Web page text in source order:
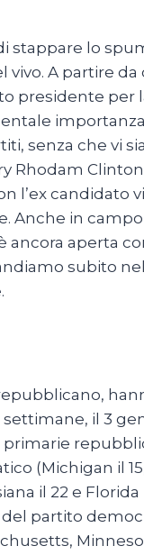
stappare lo
vivo. A partire
presidente per
senza che vi
Rhodam
l’ex
Anche in
aperta
subito
il 3
(Michigan il
il 22 e
partito